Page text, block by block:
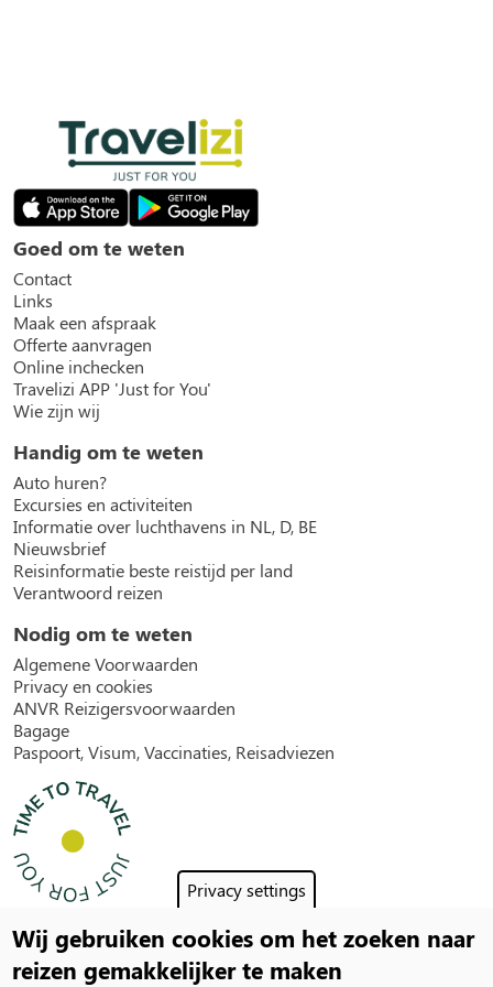
Privacy settings
Wij gebruiken cookies om het zoeken naar
reizen gemakkelijker te maken
Goed om te weten
Contact
Links
Maak een afspraak
Offerte aanvragen
Online inchecken
Travelizi APP 'Just for You'
Wie zijn wij
Handig om te weten
Auto huren?
Excursies en activiteiten
Informatie over luchthavens in NL, D, BE
Nieuwsbrief
Reisinformatie beste reistijd per land
Verantwoord reizen
Nodig om te weten
Algemene Voorwaarden
Privacy en cookies
ANVR Reizigersvoorwaarden
Bagage
Paspoort, Visum, Vaccinaties, Reisadviezen
Social